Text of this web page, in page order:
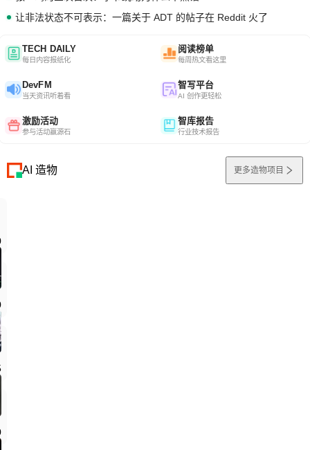
让非法状态不可表示：一篇关于 ADT 的帖子在 Reddit 火了
TECH DAILY
每日内容报纸化
阅读榜单
每周热文看这里
DevFM
当天资讯听着看
智写平台
AI 创作更轻松
激励活动
参与活动赢源石
智库报告
行业技术报告
AI 造物 更多造物项目